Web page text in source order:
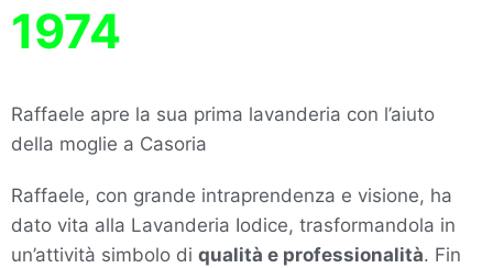
1974
Raffaele apre la sua prima lavanderia con l’aiuto
della moglie a Casoria
Raffaele, con grande intraprendenza e visione, ha
dato vita alla Lavanderia Iodice, trasformandola in
un’attività simbolo di qualità e professionalità. Fin